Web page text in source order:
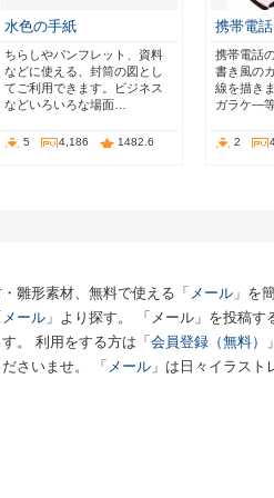
水色の手紙
ちらしやパンフレット、資料
などに使える、封筒の図とし
てご利用できます。ビジネス
などいろいろな場面…
5 4,186 1482.6
携帯電話
携帯電話
書き風の
線を描き
ガラケ―
2
雛形素材、無料で使える「 メール 」を
メール 」より探す。 「メール」を投稿す
。 利用をする方は「 会員登録（無料）
さいませ。 「 メール 」は日々イラス